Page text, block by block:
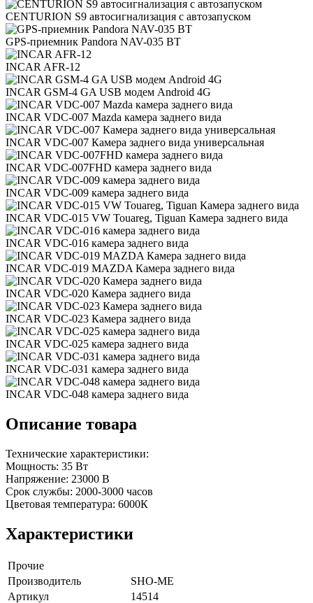
CENTURION S9 автосигнализация с автозапуском
GPS-приемник Pandora NAV-035 BT
INCAR AFR-12
INCAR GSM-4 GA USB модем Android 4G
INCAR VDC-007 Mazda камера заднего вида
INCAR VDC-007 Камера заднего вида универсальная
INCAR VDC-007FHD камера заднего вида
INCAR VDC-009 камера заднего вида
INCAR VDC-015 VW Touareg, Tiguan Камера заднего вида
INCAR VDC-016 камера заднего вида
INCAR VDC-019 MAZDA Камера заднего вида
INCAR VDC-020 Камера заднего вида
INCAR VDC-023 Камера заднего вида
INCAR VDC-025 камера заднего вида
INCAR VDC-031 камера заднего вида
INCAR VDC-048 камера заднего вида
Описание товара
Технические характеристики:
Мощность: 35 Вт
Напряжение: 23000 В
Срок службы: 2000-3000 часов
Цветовая температура: 6000К
Характеристики
Прочие
Производитель
SHO-ME
Артикул
14514